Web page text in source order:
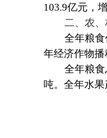
103.9亿元，
二、农
全年粮
年经济作物播
全年粮
吨。全年水果